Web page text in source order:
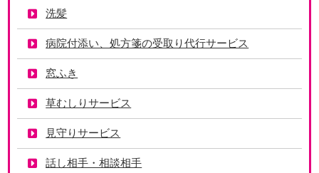
洗髪
病院付添い、処方箋の受取り代行サービス
窓ふき
草むしりサービス
見守りサービス
話し相手・相談相手